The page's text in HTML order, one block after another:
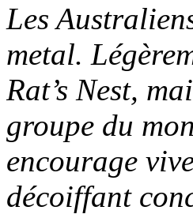
Les
metal.
Rat’s Nest,
groupe du
encourage
décoiffant